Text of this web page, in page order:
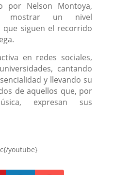
por Nelson Montoya,
mostrar un nivel
siguen el recorrido
en redes sociales,
cantando
y llevando su
de aquellos que, por
expresan sus
youtube}